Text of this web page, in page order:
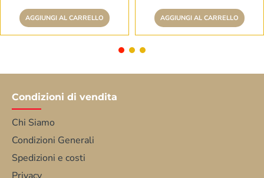
AGGIUNGI AL CARRELLO AGGIUNGI AL CARRELLO
Condizioni di vendita
Chi Siamo
Condizioni Generali
Spedizioni e costi